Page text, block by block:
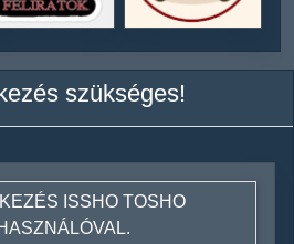
szükséges!
ISSHO TOSHO